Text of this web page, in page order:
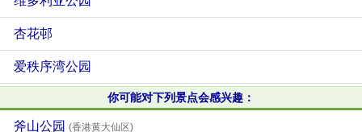
杏花邨
爱秩序湾公园
你可能对下列景点会感兴趣：
斧山公园 (香港黄大仙区)